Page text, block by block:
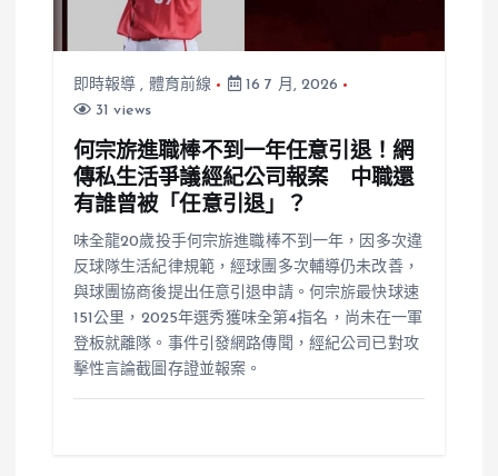
即時報導 , 體育前線
16 7 月, 2026
31 views
何宗旂進職棒不到一年任意引退！網
傳私生活爭議經紀公司報案 中職還
有誰曾被「任意引退」？
味全龍20歲投手何宗旂進職棒不到一年，因多次違
反球隊生活紀律規範，經球團多次輔導仍未改善，
與球團協商後提出任意引退申請。何宗旂最快球速
151公里，2025年選秀獲味全第4指名，尚未在一軍
登板就離隊。事件引發網路傳聞，經紀公司已對攻
擊性言論截圖存證並報案。